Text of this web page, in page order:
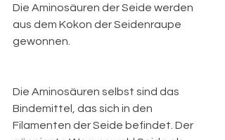
Die Aminosäuren der Seide werden
aus dem Kokon der Seidenraupe
gewonnen.
Die Aminosäuren selbst sind das
Bindemittel, das sich in den
Filamenten der Seide befindet. Der